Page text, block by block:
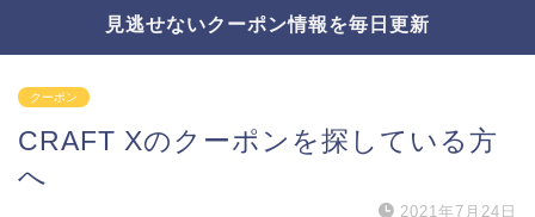
見逃せないクーポン情報を毎日更新
クーポン
CRAFT Xのクーポンを探している方
へ
2021年7月24日